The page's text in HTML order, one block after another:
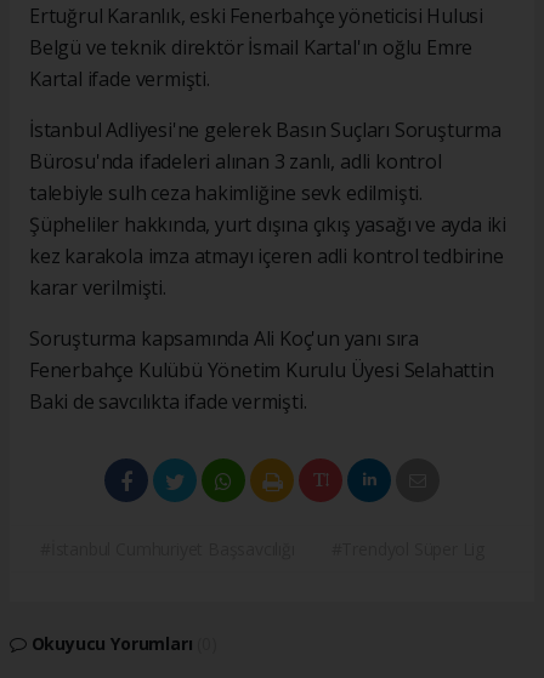
Ertuğrul Karanlık, eski Fenerbahçe yöneticisi Hulusi
Belgü ve teknik direktör İsmail Kartal'ın oğlu Emre
Kartal ifade vermişti.
İstanbul Adliyesi'ne gelerek Basın Suçları Soruşturma
Bürosu'nda ifadeleri alınan 3 zanlı, adli kontrol
talebiyle sulh ceza hakimliğine sevk edilmişti.
Şüpheliler hakkında, yurt dışına çıkış yasağı ve ayda iki
kez karakola imza atmayı içeren adli kontrol tedbirine
karar verilmişti.
Soruşturma kapsamında Ali Koç'un yanı sıra
Fenerbahçe Kulübü Yönetim Kurulu Üyesi Selahattin
Baki de savcılıkta ifade vermişti.
Okuyucu Yorumları